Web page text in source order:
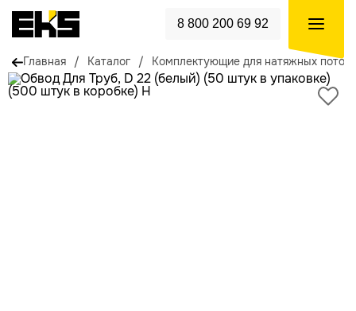
8 800 200 69 92
Главная / Каталог / Комплектующие для натяжных